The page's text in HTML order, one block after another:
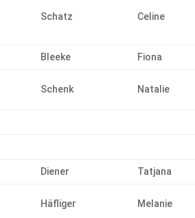
Schatz Celine
Bleeke Fiona
Schenk Natalie
Diener Tatjana
Häfliger Melanie